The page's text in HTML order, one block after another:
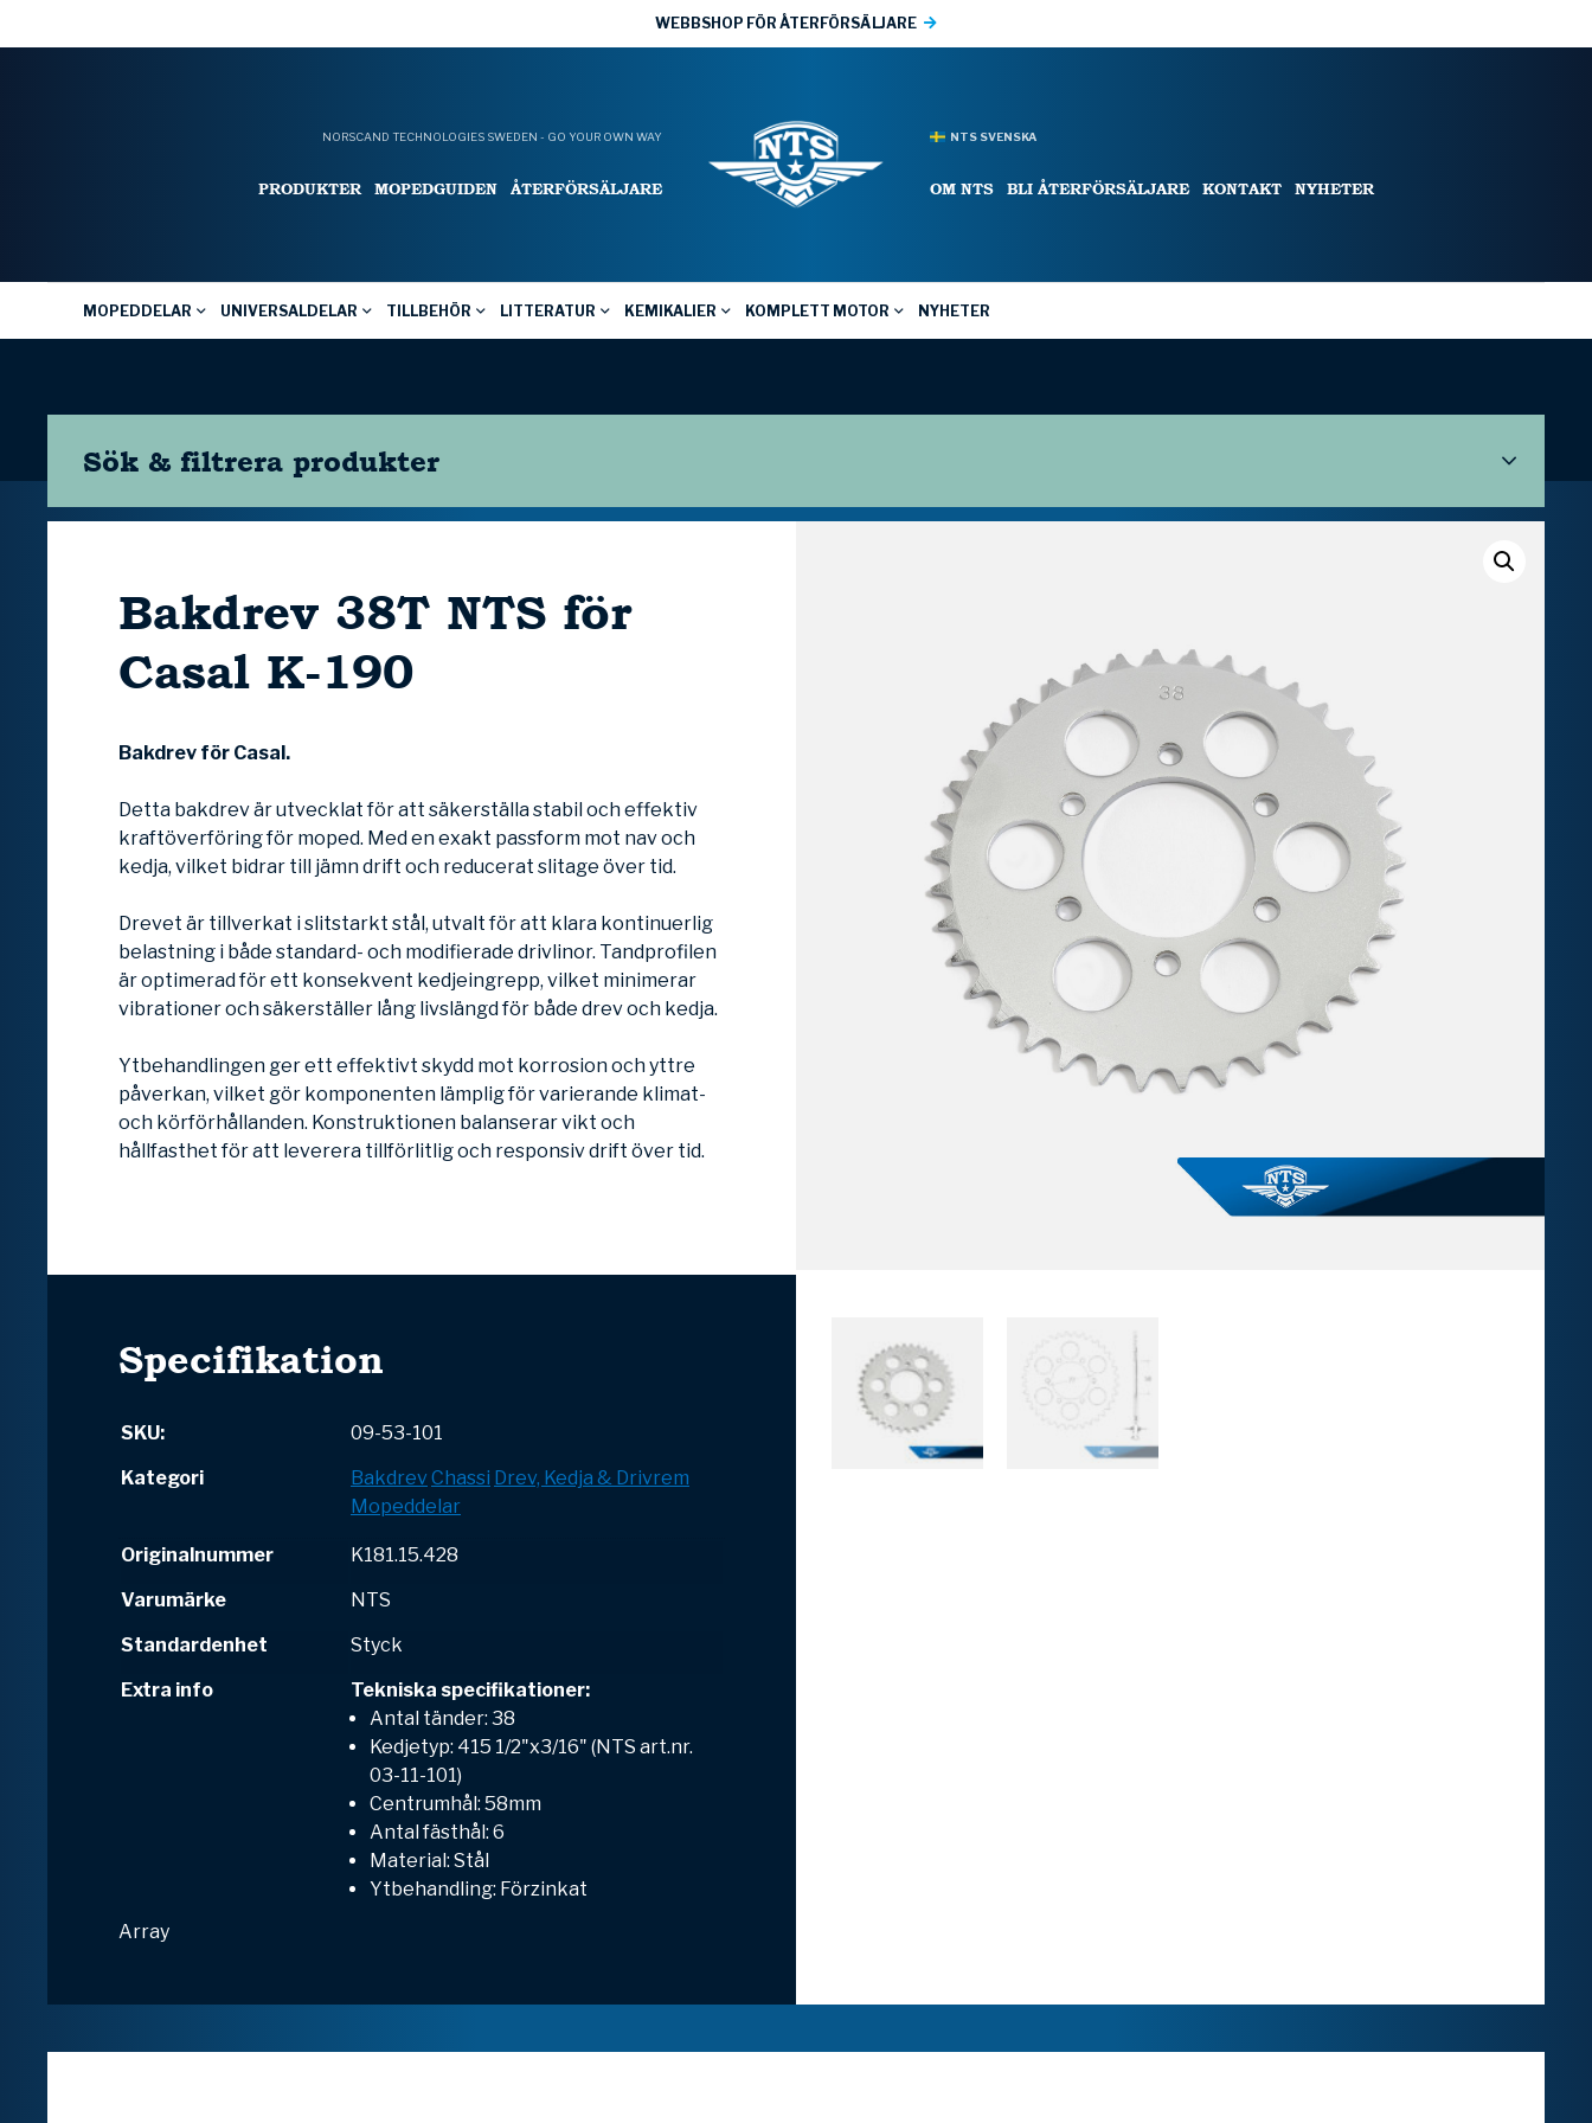
WEBBSHOP FÖR ÅTERFÖRSÄLJARE
NORSCAND TECHNOLOGIES SWEDEN - GO YOUR OWN WAY
PRODUKTER MOPEDGUIDEN ÅTERFÖRSÄLJARE
NTS SVENSKA
OM NTS BLI ÅTERFÖRSÄLJARE KONTAKT NYHETER
MOPEDDELAR UNIVERSALDELAR TILLBEHÖR LITTERATUR KEMIKALIER KOMPLETT MOTOR NYHETER
Sök & filtrera produkter
Bakdrev 38T NTS för
Casal K-190
Bakdrev för Casal.
Detta bakdrev är utvecklat för att säkerställa stabil och effektiv
kraftöverföring för moped. Med en exakt passform mot nav och
kedja, vilket bidrar till jämn drift och reducerat slitage över tid.
Drevet är tillverkat i slitstarkt stål, utvalt för att klara kontinuerlig
belastning i både standard- och modifierade drivlinor. Tandprofilen
är optimerad för ett konsekvent kedjeingrepp, vilket minimerar
vibrationer och säkerställer lång livslängd för både drev och kedja.
Ytbehandlingen ger ett effektivt skydd mot korrosion och yttre
påverkan, vilket gör komponenten lämplig för varierande klimat-
och körförhållanden. Konstruktionen balanserar vikt och
hållfasthet för att leverera tillförlitlig och responsiv drift över tid.
Specifikation
SKU:
09-53-101
Kategori
BakdrevChassi Drev, Kedja & Drivrem
Mopeddelar
Originalnummer
K181.15.428
Varumärke
NTS
Standardenhet
Styck
Extra info
Tekniska specifikationer:
Antal tänder: 38
Kedjetyp: 415 1/2"x3/16" (NTS art.nr.
03-11-101)
Centrumhål: 58mm
Antal fästhål: 6
Material: Stål
Ytbehandling: Förzinkat
Array